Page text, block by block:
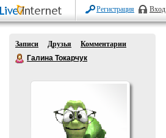
Регистрация Вход
Записи Друзья
Комментарии
Галина Токарчук